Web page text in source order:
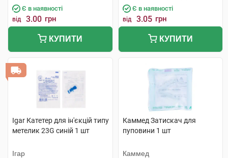
Є в наявності
від 3.00 грн
КУПИТИ
Є в наявності
від 3.05 грн
КУПИТИ
Igar Катетер для ін'єкцій типу
метелик 23G синій 1 шт
Ігар
Каммед Затискач для
пуповини 1 шт
Каммед